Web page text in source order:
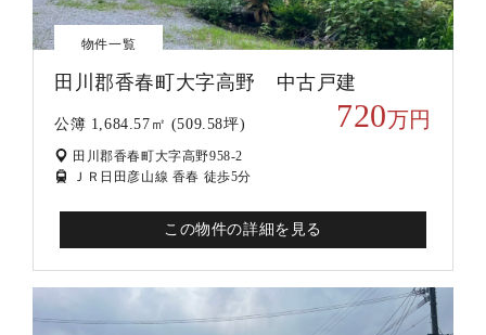
物件一覧
田川郡香春町大字高野 中古戸建
公簿 1,684.57㎡ (509.58坪) 720万円
田川郡香春町大字高野958-2
ＪＲ日田彦山線 香春 徒歩5分
この物件の詳細を見る